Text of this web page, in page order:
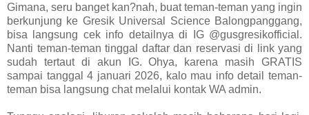
Gimana, seru banget kan?nah, buat teman-teman yang ingin
berkunjung ke Gresik Universal Science Balongpanggang,
bisa langsung cek info detailnya di IG @gusgresikofficial.
Nanti teman-teman tinggal daftar dan reservasi di link yang
sudah tertaut di akun IG. Ohya, karena masih GRATIS
sampai tanggal 4 januari 2026, kalo mau info detail teman-
teman bisa langsung chat melalui kontak WA admin.